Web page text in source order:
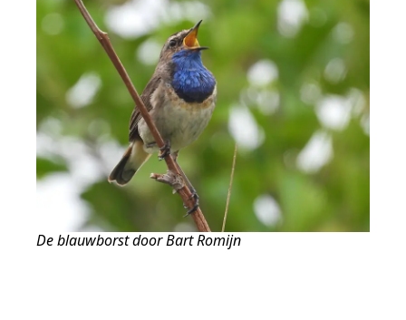
De blauwborst door Bart Romijn